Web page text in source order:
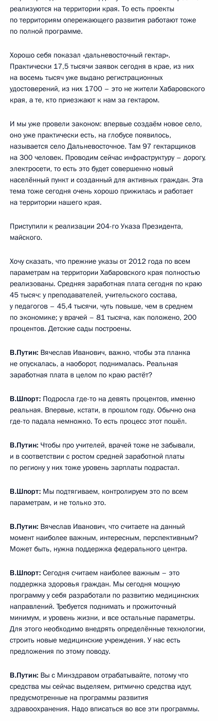
реализуются на территории края. То есть проекты
по территориям опережающего развития работают тоже
по полной программе.
Хорошо себя показал «дальневосточный гектар».
Практически 17,5 тысячи заявок сегодня в крае, из них
на восемь тысяч уже выдано регистрационных
удостоверений, из них 1700 – это не жители Хабаровского
края, а те, кто приезжают к нам за гектаром.
И мы уже провели законом: впервые создаём новое село,
оно уже практически есть, на глобусе появилось,
называется село Дальневосточное. Там 97 гектарщиков
на 300 человек. Проводим сейчас инфраструктуру – дорогу,
электросети, то есть это будет совершенно новый
населённый пункт и созданный для активных граждан. Эта
тема тоже сегодня очень хорошо прижилась и работает
на территории нашего края.
Приступили к реализации 204-го Указа Президента,
майского.
Хочу сказать, что прежние указы от 2012 года по всем
параметрам на территории Хабаровского края полностью
реализованы. Средняя заработная плата сегодня по краю
45 тысяч: у преподавателей, учительского состава,
у педагогов – 45,4 тысячи, чуть повыше, чем в среднем
по экономике; у врачей – 81 тысяча, как положено, 200
процентов. Детские сады построены.
В.Путин: Вячеслав Иванович, важно, чтобы эта планка
не опускалась, а наоборот, поднималась. Реальная
заработная плата в целом по краю растёт?
В.Шпорт: Подросла где-то на девять процентов, именно
реальная. Впервые, кстати, в прошлом году. Обычно она
где-то падала немножко. То есть процесс этот пошёл.
В.Путин: Чтобы про учителей, врачей тоже не забывали,
и в соответствии с ростом средней заработной платы
по региону у них тоже уровень зарплаты подрастал.
В.Шпорт: Мы подтягиваем, контролируем это по всем
параметрам, и не только это.
В.Путин: Вячеслав Иванович, что считаете на данный
момент наиболее важным, интересным, перспективным?
Может быть, нужна поддержка федерального центра.
В.Шпорт: Сегодня считаем наиболее важным – это
поддержка здоровья граждан. Мы сегодня мощную
программу у себя разработали по развитию медицинских
направлений. Требуется поднимать и прожиточный
минимум, и уровень жизни, и все остальные параметры.
Для этого необходимо внедрять определённые технологии,
строить новые медицинские учреждения. У нас есть
предложения по этому поводу.
В.Путин: Вы с Минздравом отрабатывайте, потому что
средства мы сейчас выделяем, ритмично средства идут,
предусмотренные на программы развития
здравоохранения. Надо вписаться во все эти программы.